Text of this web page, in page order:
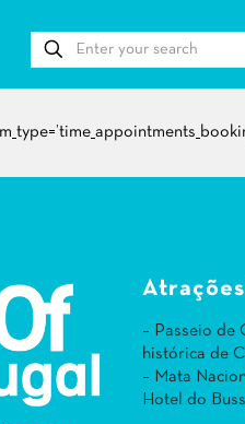
– Passeio de
histórica de
– Mata
Hotel do